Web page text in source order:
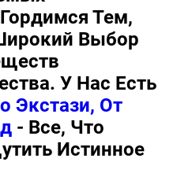
Тем,
Выбор
У Нас Есть
Экстази, От
- Все, Что
Истинное